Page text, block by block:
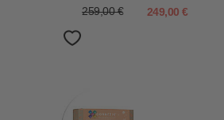
259,00 € 249,00 €